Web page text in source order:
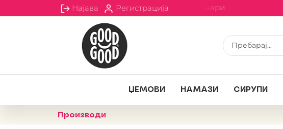
Најава Регистрација
Бесплатна испорака за сите нарачки над 2000 денари
ЏЕМOВИ НАМАЗИ СИРУПИ
Производи